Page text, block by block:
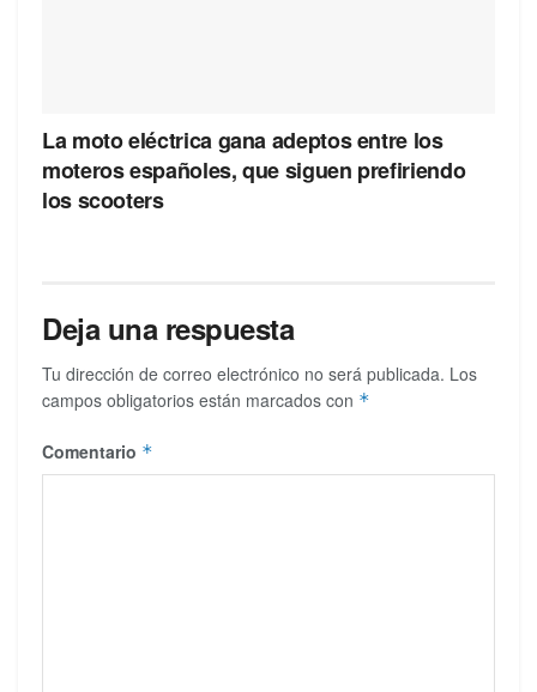
La moto eléctrica gana adeptos entre los
moteros españoles, que siguen prefiriendo
los scooters
Deja una respuesta
Tu dirección de correo electrónico no será publicada. Los
campos obligatorios están marcados con *
Comentario *